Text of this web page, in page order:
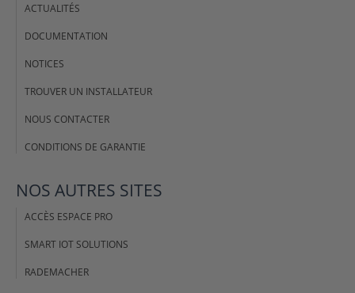
ACTUALITÉS
DOCUMENTATION
NOTICES
TROUVER UN INSTALLATEUR
NOUS CONTACTER
CONDITIONS DE GARANTIE
NOS AUTRES SITES
ACCÈS ESPACE PRO
SMART IOT SOLUTIONS
RADEMACHER